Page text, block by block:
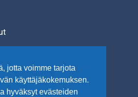
jotta voimme tarjota
käyttäjäkokemuksen.
hyväksyt evästeiden